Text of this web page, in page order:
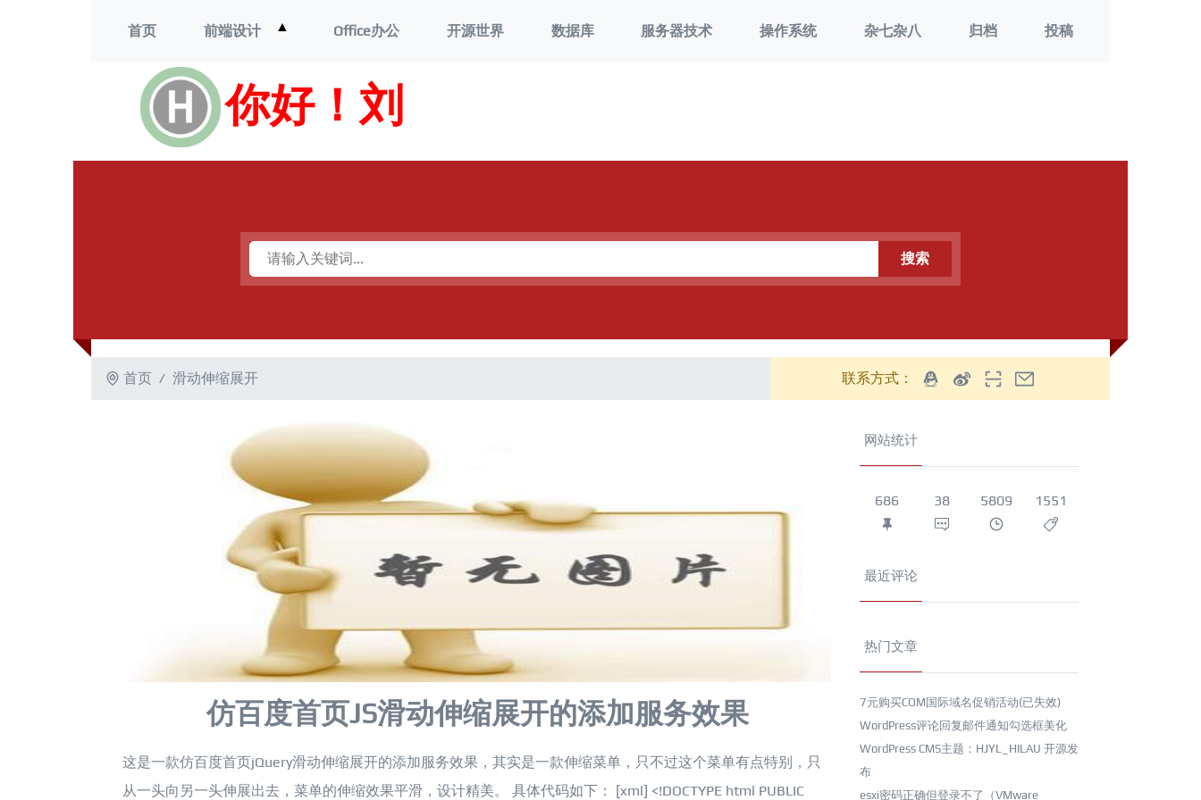
你好！刘
首页 前端设计 ▲
单
Office办公 开源世界 数据库 服务器技术 操作系统 杂七杂八 归档 投稿
搜索
首页 滑动伸缩展开 联系方式：
仿百度首页JS滑动伸缩展开的添加服务效果
这是一款仿百度首页jQuery滑动伸缩展开的添加服务效果，其实是一款伸缩菜单，只不过这个菜单有点特别，只
从一头向另一头伸展出去，菜单的伸缩效果平滑，设计精美。 具体代码如下： [xml] <!DOCTYPE html PUBLIC
网站统计
686 38 5809 1551
最近评论
热门文章
7元购买COM国际域名促销活动(已失效)
WordPress评论回复邮件通知勾选框美化
WordPress CMS主题：HJYL_HILAU 开源发
布
esxi密码正确但登录不了（VMware